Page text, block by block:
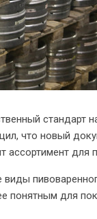
стандарт
что новый
ассортимент для
виды
понятным для